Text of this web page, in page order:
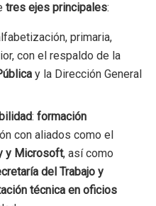
tres ejes principales:
primaria,
con el respaldo de la
y la Dirección General
:formación
con aliados como el
y Microsoft, así como
del Trabajo y
técnica en oficios